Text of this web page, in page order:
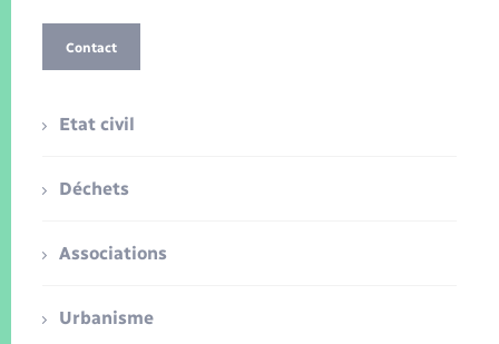
Contact
Etat civil
Déchets
Associations
Urbanisme